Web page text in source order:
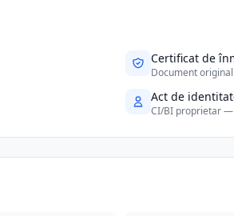
Certificat de
Document original
Act de
CI/BI proprietar